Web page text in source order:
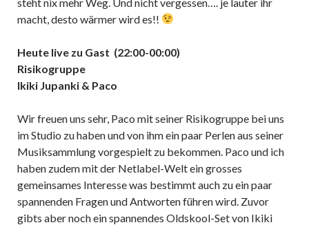
macht, desto wärmer wird es!!
Heute live zu Gast (22:00-00:00)
Risikogruppe
Ikiki Jupanki & Paco
Wir freuen uns sehr, Paco mit seiner Risikogruppe bei uns
im Studio zu haben und von ihm ein paar Perlen aus seiner
Musiksammlung vorgespielt zu bekommen. Paco und ich
haben zudem mit der Netlabel-Welt ein grosses
gemeinsames Interesse was bestimmt auch zu ein paar
spannenden Fragen und Antworten führen wird. Zuvor
gibts aber noch ein spannendes Oldskool-Set von Ikiki